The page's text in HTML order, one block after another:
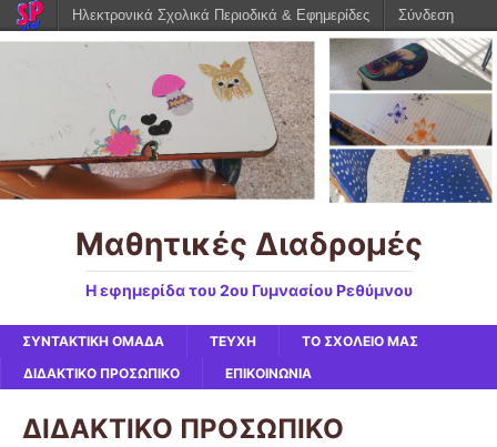
Μαθητικές Διαδρομές
Η εφημερίδα του 2ου Γυμνασίου Ρεθύμνου
ΣΥΝΤΑΚΤΙΚΗ ΟΜΑΔΑ ΤΕΥΧΗ
ΤΟ ΣΧΟΛΕΙΟ ΜΑΣ
ΔΙΔΑΚΤΙΚΟ ΠΡΟΣΩΠΙΚΟ
ΕΠΙΚΟΙΝΩΝΙΑ
ΔΙΔΑΚΤΙΚΟ ΠΡΟΣΩΠΙΚΟ
Ηλεκτρονικά Σχολικά Περιοδικά & Εφημερίδες Σύνδεση